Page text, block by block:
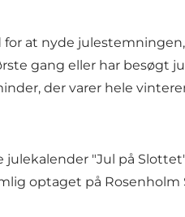
for at nyde
gang eller har besøgt
der varer hele
julekalender "Jul på
optaget på